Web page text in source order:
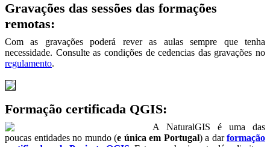
Gravações das sessões das formações
remotas:
Com as gravações poderá rever as aulas sempre que tenha
necessidade. Consulte as condições de cedencias das gravações no
regulamento.
Formação certificada QGIS:
A NaturalGIS é uma das
poucas entidades no mundo (e única em Portugal) a darformação